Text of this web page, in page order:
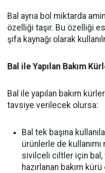
Bal ayrıa bol miktarda
özelliği taşır. Bu özelliği
şifa kaynağı olarak
Bal ile Yapılan Bakım
Bal ile yapılan bakım
tavsiye verilecek olursa:
Bal tek başına
ürünlerle de
sivilceli ciltler için bal,
hazırlanan bakım